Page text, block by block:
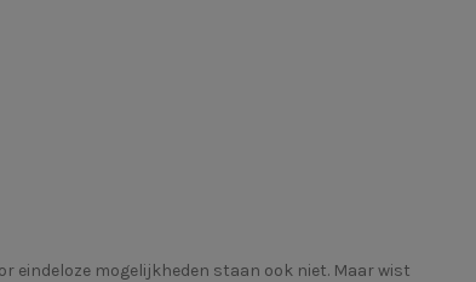
eindeloze mogelijkheden staan ook niet. Maar wist